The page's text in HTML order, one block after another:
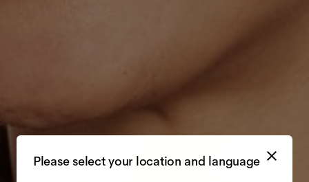
Please select your location and language